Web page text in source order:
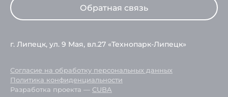
Обратная связь
г. Липецк, ул. 9 Мая, вл.27 «Технопарк-Липецк»
Согласие на обработку персональных данных
Политика конфиденциальности
Разработка проекта — CUBA